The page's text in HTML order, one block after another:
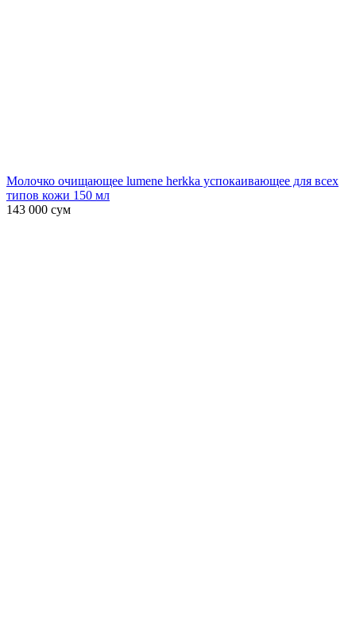
Молочко очищающее lumene herkka успокаивающее для всех
типов кожи 150 мл
143 000 сум